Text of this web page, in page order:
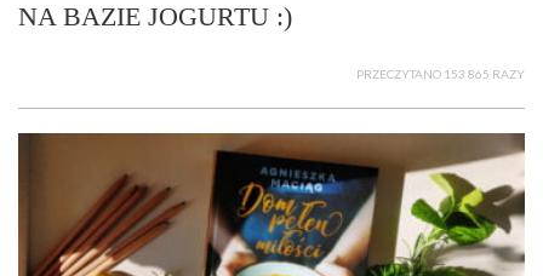
NA BAZIE JOGURTU :)
PRZECZYTANO 153 865 RAZY